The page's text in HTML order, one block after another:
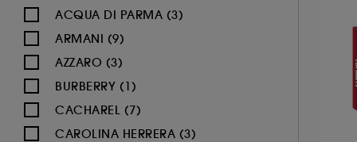
ACQUA DI PARMA (3)
ARMANI (9)
AZZARO (3)
BURBERRY (1)
CACHAREL (7)
CAROLINA HERRERA (3)